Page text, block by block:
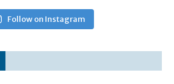
Follow on Instagram